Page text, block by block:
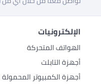
الإلكترونيات
الهواتف المتحركة
أجهزة التابلت
أجهزة الكمبيوتر المحمولة